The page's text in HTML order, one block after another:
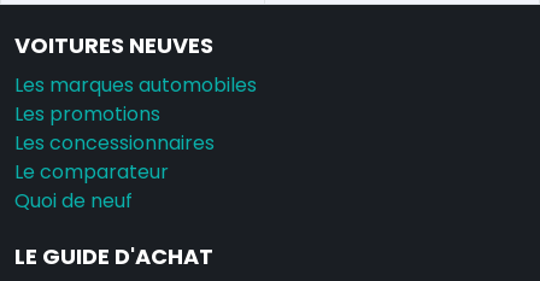
VOITURES NEUVES
Les marques automobiles
Les promotions
Les concessionnaires
Le comparateur
Quoi de neuf
LE GUIDE D'ACHAT